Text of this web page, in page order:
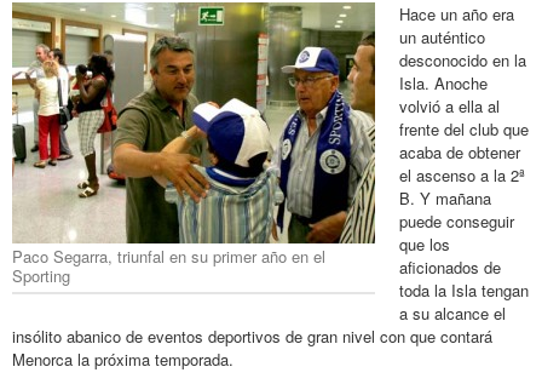
Paco Segarra, triunfal en su primer año en el
Sporting
Hace un año era
un auténtico
desconocido en la
Isla. Anoche
volvió a ella al
frente del club que
acaba de obtener
el ascenso a la 2ª
B. Y mañana
puede conseguir
que los
aficionados de
toda la Isla tengan
a su alcance el
insólito abanico de eventos deportivos de gran nivel con que contará
Menorca la próxima temporada.